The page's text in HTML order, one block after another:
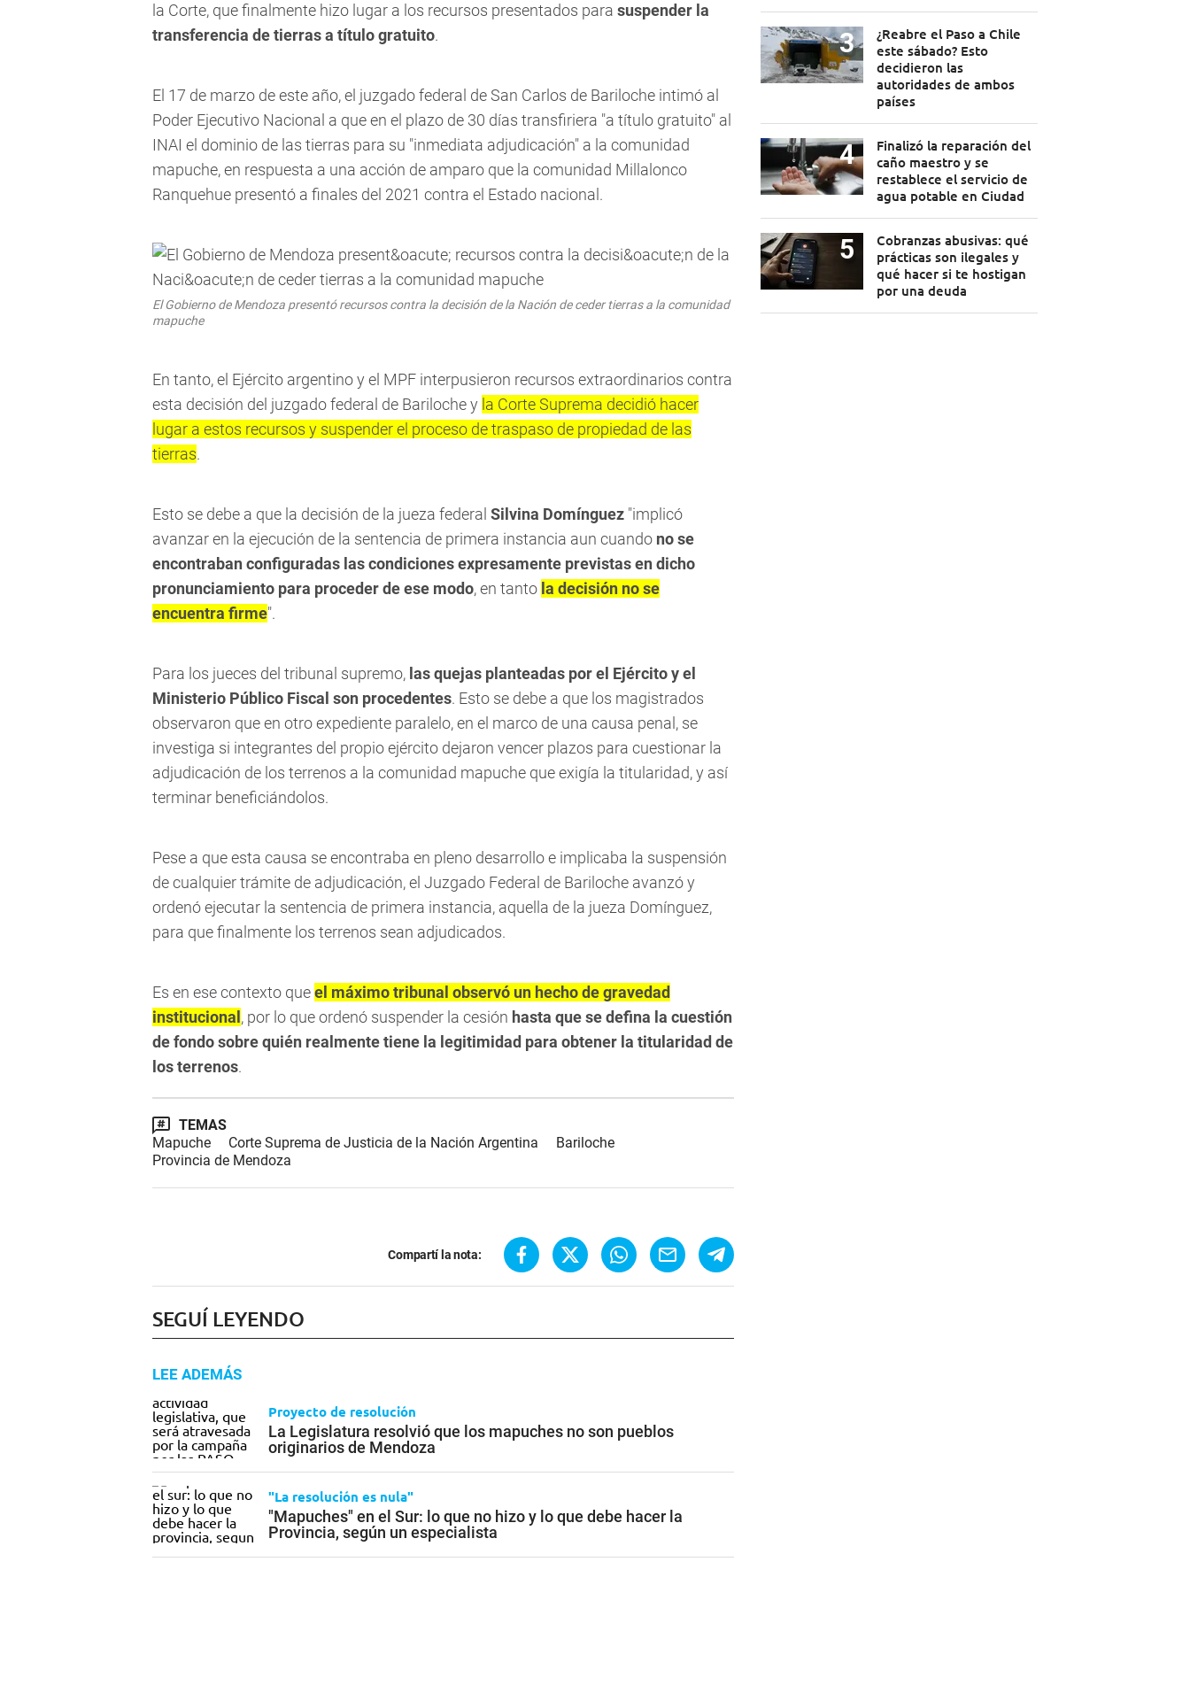
la Corte, que finalmente hizo lugar a los recursos presentados para suspender la
transferencia de tierras a título gratuito.
El 17 de marzo de este año, el juzgado federal de San Carlos de Bariloche intimó al
Poder Ejecutivo Nacional a que en el plazo de 30 días transfiriera "a título gratuito" al
INAI el dominio de las tierras para su "inmediata adjudicación" a la comunidad
mapuche, en respuesta a una acción de amparo que la comunidad Millalonco
Ranquehue presentó a finales del 2021 contra el Estado nacional.
El Gobierno de Mendoza presentó recursos contra la decisión de la Nación de ceder tierras a la comunidad
mapuche
En tanto, el Ejército argentino y el MPF interpusieron recursos extraordinarios contra
esta decisión del juzgado federal de Bariloche y la Corte Suprema decidió hacer
lugar a estos recursos y suspender el proceso de traspaso de propiedad de las
tierras.
Esto se debe a que la decisión de la jueza federal Silvina Domínguez "implicó
avanzar en la ejecución de la sentencia de primera instancia aun cuando no se
encontraban configuradas las condiciones expresamente previstas en dicho
pronunciamiento para proceder de ese modo, en tanto la decisión no se
encuentra firme".
Para los jueces del tribunal supremo, las quejas planteadas por el Ejército y el
Ministerio Público Fiscal son procedentes. Esto se debe a que los magistrados
observaron que en otro expediente paralelo, en el marco de una causa penal, se
investiga si integrantes del propio ejército dejaron vencer plazos para cuestionar la
adjudicación de los terrenos a la comunidad mapuche que exigía la titularidad, y así
terminar beneficiándolos.
Pese a que esta causa se encontraba en pleno desarrollo e implicaba la suspensión
de cualquier trámite de adjudicación, el Juzgado Federal de Bariloche avanzó y
ordenó ejecutar la sentencia de primera instancia, aquella de la jueza Domínguez,
para que finalmente los terrenos sean adjudicados.
Es en ese contexto queel máximo tribunal observó un hecho de gravedad
institucional , por lo que ordenó suspender la cesión hasta que se defina la cuestión
de fondo sobre quién realmente tiene la legitimidad para obtener la titularidad de
los terrenos.
TEMAS
Mapuche
Corte Suprema de Justicia de la Nación Argentina
Bariloche
Provincia de Mendoza
Compartí la nota:
SEGUÍ LEYENDO
LEE ADEMÁS
Proyecto de resolución
La Legislatura resolvió que los mapuches no son pueblos
originarios de Mendoza
"La resolución es nula"
"Mapuches" en el Sur: lo que no hizo y lo que debe hacer la
Provincia, según un especialista
¿Reabre el Paso a Chile
este sábado? Esto
decidieron las
autoridades de ambos
países
Finalizó la reparación del
caño maestro y se
restablece el servicio de
agua potable en Ciudad
Cobranzas abusivas: qué
prácticas son ilegales y
qué hacer si te hostigan
por una deuda